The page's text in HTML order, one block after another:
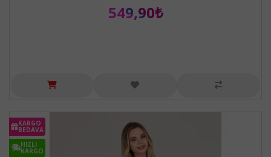
549,90₺
KARGO
BEDAVA
HIZLI
KARGO